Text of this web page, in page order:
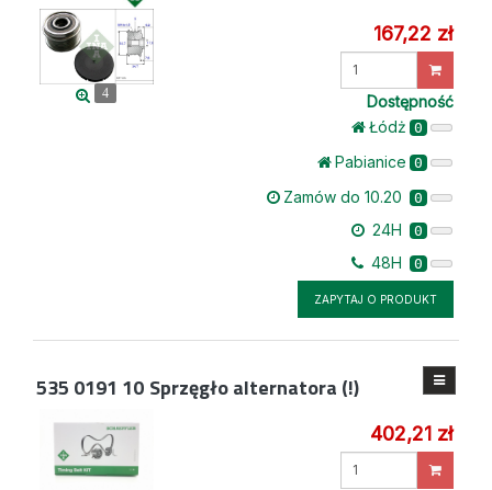
4
167,22 zł
Wprowadź
Dostępność
Łódż 0
Pabianice 0
Zamów do 10.20 0
24H 0
48H 0
ZAPYTAJ O PRODUKT
535 0191 10 Sprzęgło alternatora (!)
402,21 zł
Wprowadź